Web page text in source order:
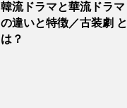
韓流ドラマと華流ドラマ
の違いと特徴／古装劇 と
は？